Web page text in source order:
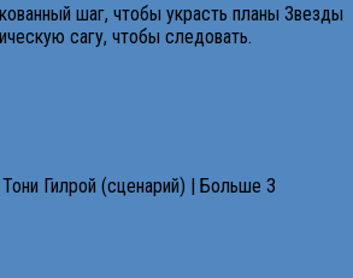
шаг, чтобы украсть планы Звезды
сагу, чтобы следовать.
Гилрой (сценарий) | Больше 3